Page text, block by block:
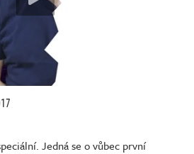
Jedná se o vůbec první